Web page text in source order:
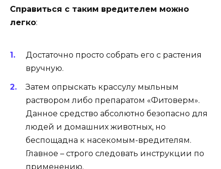
Справиться с таким вредителем можно
легко:
Достаточно просто собрать его с растения
вручную.
Затем опрыскать крассулу мыльным
раствором либо препаратом «Фитоверм».
Данное средство абсолютно безопасно для
людей и домашних животных, но
беспощадна к насекомым-вредителям.
Главное – строго следовать инструкции по
применению.